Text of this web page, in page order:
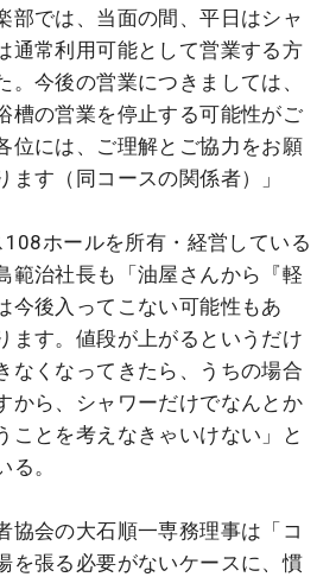
部では、当面の間、平日はシャ
通常利用可能として営業する方
。今後の営業につきましては、
槽の営業を停止する可能性がご
位には、ご理解とご協力をお願
ます（同コースの関係者）」
ホールを所有・経営している
範治社長も「油屋さんから『軽
今後入ってこない可能性もあ
ます。値段が上がるというだけ
なくなってきたら、うちの場合
から、シャワーだけでなんとか
ことを考えなきゃいけない」と
。
協会の大石順一専務理事は「コ
を張る必要がないケースに、慣